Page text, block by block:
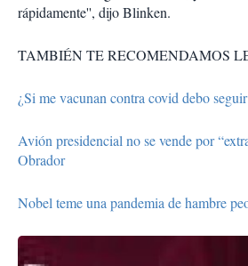
rápidamente'', dijo Blinken.
TAMBIÉN TE RECOMENDAMOS
¿Si me vacunan contra covid debo
Avión presidencial no se vende por
Obrador
Nobel teme una pandemia de hambre